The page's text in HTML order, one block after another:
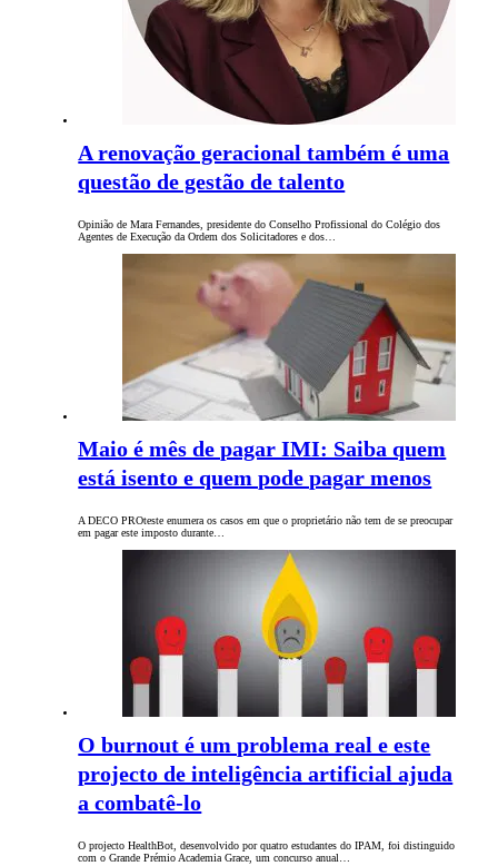
A renovação geracional também é uma
questão de gestão de talento
Opinião de Mara Fernandes, presidente do Conselho Profissional do Colégio dos
Agentes de Execução da Ordem dos Solicitadores e dos…
Maio é mês de pagar IMI: Saiba quem
está isento e quem pode pagar menos
A DECO PROteste enumera os casos em que o proprietário não tem de se preocupar
em pagar este imposto durante…
O burnout é um problema real e este
projecto de inteligência artificial ajuda
a combatê-lo
O projecto HealthBot, desenvolvido por quatro estudantes do IPAM, foi distinguido
com o Grande Prémio Academia Grace, um concurso anual…